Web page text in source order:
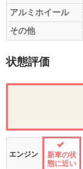
アルミホイール
その他
状態評価
エンジン
新車の状
態に近い